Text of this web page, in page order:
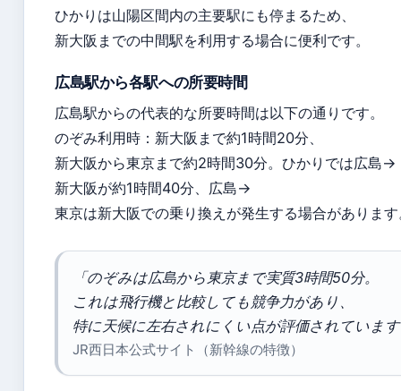
ひかりは山陽区間内の主要駅にも停まるため、
新大阪までの中間駅を利用する場合に便利です。
広島駅から各駅への所要時間
広島駅からの代表的な所要時間は以下の通りです。
のぞみ利用時：新大阪まで約1時間20分、
新大阪から東京まで約2時間30分。ひかりでは広島→
新大阪が約1時間40分、広島→
東京は新大阪での乗り換えが発生する場合がありま
「のぞみは広島から東京まで実質3時間50分。
これは飛行機と比較しても競争力があり、
特に天候に左右されにくい点が評価されていま
JR西日本公式サイト（新幹線の特徴）